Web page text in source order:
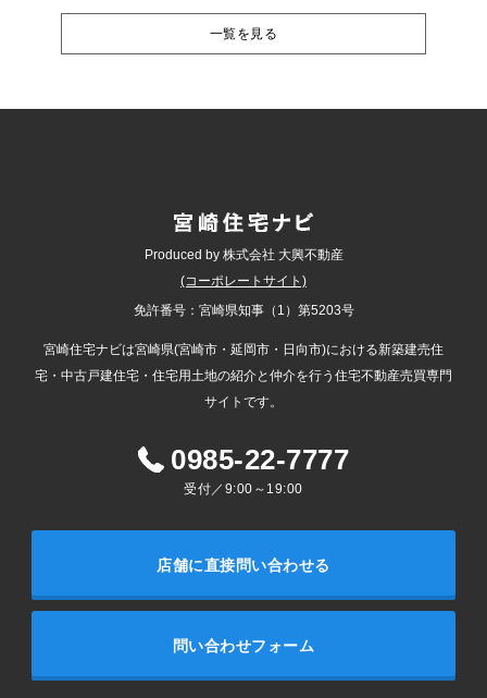
一覧を見る
Produced by 株式会社 大興不動産
(コーポレートサイト)
免許番号：宮崎県知事（1）第5203号
宮崎住宅ナビは宮崎県(宮崎市・延岡市・日向市)における新築建売住
宅・中古戸建住宅・住宅用土地の紹介と仲介を行う住宅不動産売買専門
サイトです。
0985-22-7777
受付／9:00～19:00
店舗に直接問い合わせる
問い合わせフォーム